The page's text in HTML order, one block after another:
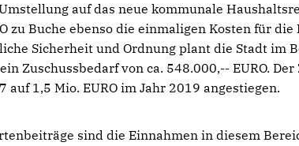
Umstellung auf das neue kommunale
zu Buche ebenso die einmaligen Kosten für
Sicherheit und Ordnung plant die Stadt im
Zuschussbedarf von ca. 548.000,-- EURO.
auf 1,5 Mio. EURO im Jahr 2019 angestiegen.
sind die Einnahmen in diesem